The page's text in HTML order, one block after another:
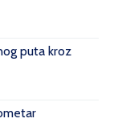
puta kroz